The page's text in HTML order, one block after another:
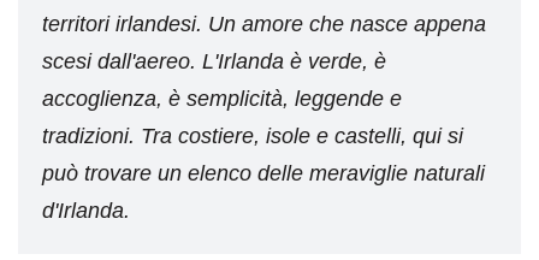
territori irlandesi. Un amore che nasce appena
scesi dall'aereo. L'Irlanda è verde, è
accoglienza, è semplicità, leggende e
tradizioni. Tra costiere, isole e castelli, qui si
può trovare un elenco delle meraviglie naturali
d'Irlanda.